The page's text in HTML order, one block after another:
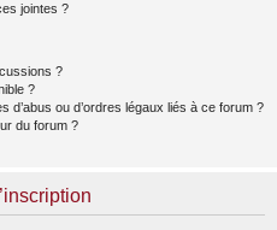
jointes ?
?
?
ou d’ordres légaux liés à ce forum ?
du forum ?